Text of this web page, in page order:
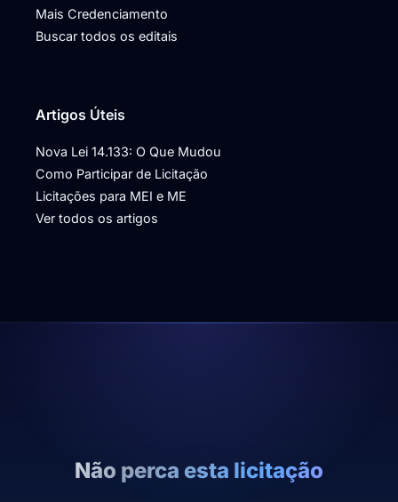
Mais Credenciamento
Buscar todos os editais
Artigos Úteis
Nova Lei 14.133: O Que Mudou
Como Participar de Licitação
Licitações para MEI e ME
Ver todos os artigos
Não perca esta licitação